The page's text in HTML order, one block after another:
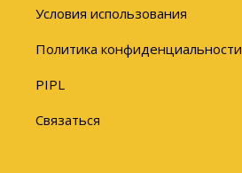
Условия использования
Политика конфиденциальности
PIPL
Связаться